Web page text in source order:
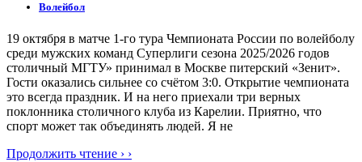
Волейбол
19 октября в матче 1-го тура Чемпионата России по волейболу
среди мужских команд Суперлиги сезона 2025/2026 годов
столичный МГТУ» принимал в Москве питерский «Зенит».
Гости оказались сильнее со счётом 3:0. Открытие чемпионата
это всегда праздник. И на него приехали три верных
поклонника столичного клуба из Карелии. Приятно, что
спорт может так объединять людей. Я не
Продолжить чтение › ›